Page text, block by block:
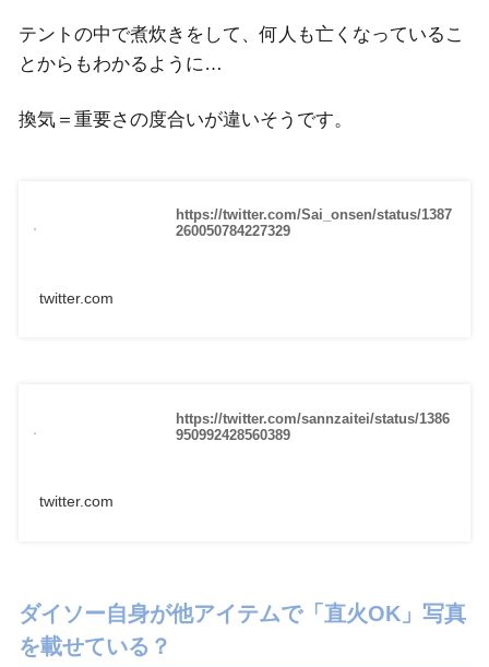
テントの中で煮炊きをして、何人も亡くなっているこ
とからもわかるように…
換気＝重要さの度合いが違いそうです。
https://twitter.com/Sai_onsen/status/1387
260050784227329
twitter.com
https://twitter.com/sannzaitei/status/1386
950992428560389
twitter.com
ダイソー自身が他アイテムで「直火OK」写真
を載せている？